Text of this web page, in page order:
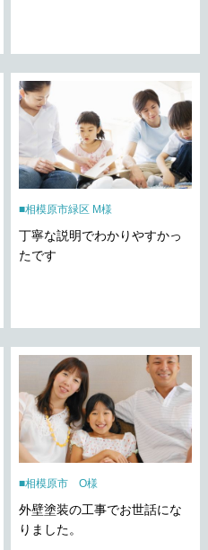
相模原市緑区 M様
丁寧な説明でわかりやすかっ
たです
相模原市 O様
外壁塗装の工事でお世話にな
りました。